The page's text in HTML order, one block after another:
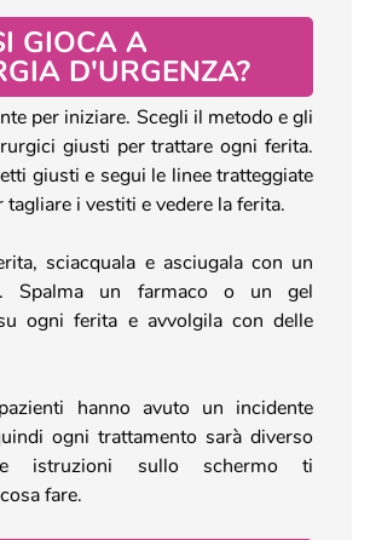
GIOCA A
D'URGENZA?
per iniziare. Scegli il metodo e gli
giusti per trattare ogni ferita.
giusti e segui le linee tratteggiate
tagliare i vestiti e vedere la ferita.
sciacquala e asciugala con un
Spalma un farmaco o un gel
ogni ferita e avvolgila con delle
hanno avuto un incidente
ogni trattamento sarà diverso
istruzioni sullo schermo ti
fare.